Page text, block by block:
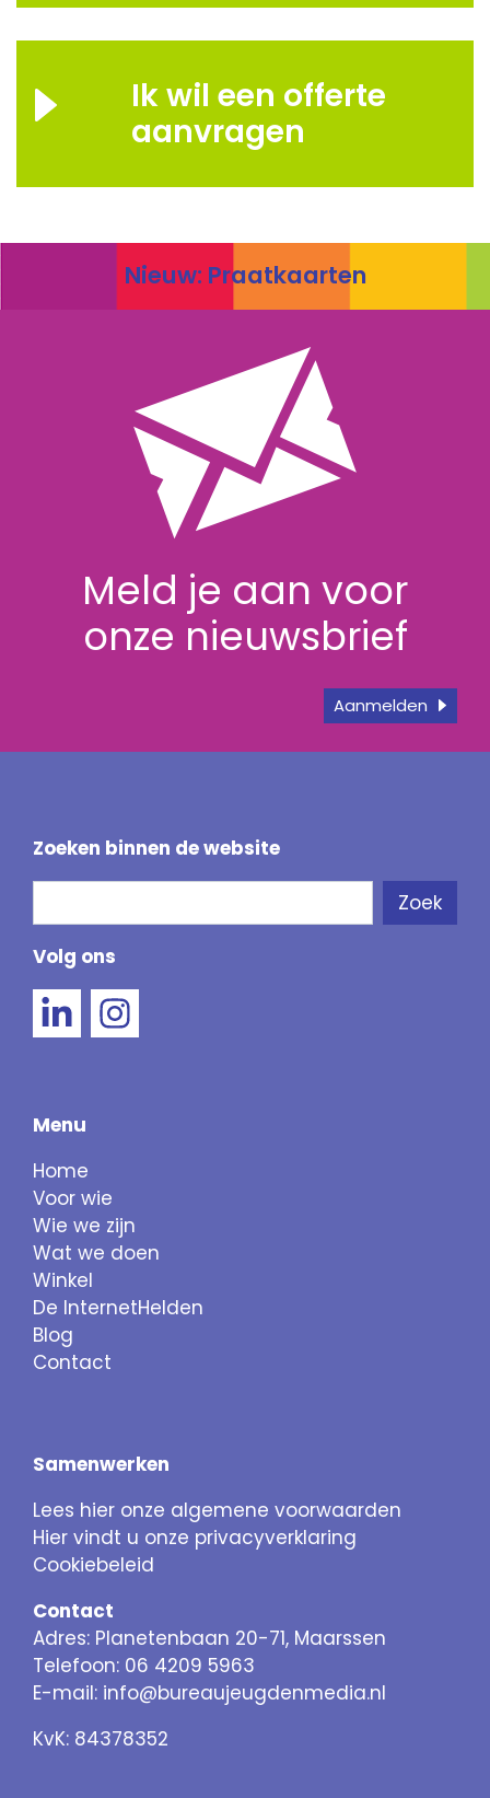
Ik wil een offerte
aanvragen
Nieuw: Praatkaarten
Meld je aan voor
onze nieuwsbrief
Aanmelden
Menu
Home
Voor wie
Wie we zijn
Wat we doen
Winkel
De InternetHelden
Blog
Contact
Samenwerken
Lees hier onze algemene voorwaarden
Hier vindt u onze privacyverklaring
Cookiebeleid
Contact
Adres: Planetenbaan 20-71, Maarssen
Telefoon: 06 4209 5963
E-mail: info@bureaujeugdenmedia.nl
KvK: 84378352
Zoeken binnen de website
Zoek
Volg ons